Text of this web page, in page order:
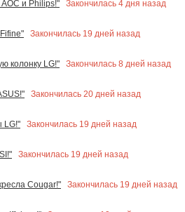
и Philips!"
Закончилась 4 дня назад
Закончилась 19 дней назад
колонку LG!"
Закончилась 8 дней назад
Закончилась 20 дней назад
LG!"
Закончилась 19 дней назад
Закончилась 19 дней назад
Cougar!"
Закончилась 19 дней назад